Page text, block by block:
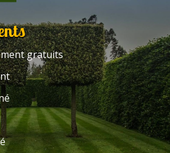
gratuits